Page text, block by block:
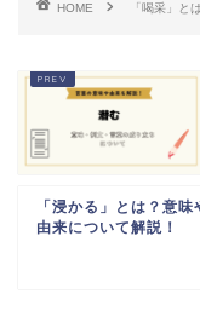
HOME 「喝采」と
「浸かる」とは？意
由来について解説！